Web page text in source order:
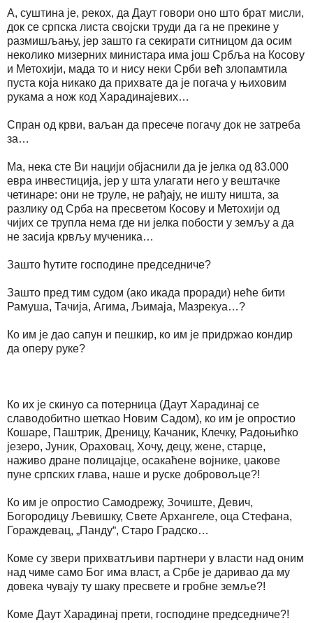
А, суштина је, рекох, да Даут говори оно што брат мисли,
док се српска листа својски труди да га не прекине у
размишљању, јер зашто га секирати ситницом да осим
неколико мизерних министара има још Србља на Косову
и Метохији, мада то и нису неки Срби већ злопамтила
пуста која никако да прихвате да је погача у њиховим
рукама а нож код Харадинајевих…
Спран од крви, ваљан да пресече погачу док не затреба
за…
Ма, нека сте Ви нацији објаснили да је јелка од 83.000
евра инвестиција, јер у шта улагати него у вештачке
четинаре: они не труле, не рађају, не ишту ништа, за
разлику од Срба на пресветом Косову и Метохији од
чијих се трупла нема где ни јелка побости у земљу а да
не засија крвљу мученика…
Зашто ћутите господине председниче?
Зашто пред тим судом (ако икада проради) неће бити
Рамуша, Тачија, Агима, Љимаја, Мазрекуа…?
Ко им је дао сапун и пешкир, ко им је придржао кондир
да оперу руке?
Ко их је скинуо са потерница (Даут Харадинај се
славодобитно шеткао Новим Садом), ко им је опростио
Кошаре, Паштрик, Дреницу, Качаник, Клечку, Радоњићко
језеро, Јуник, Ораховац, Хочу, децу, жене, старце,
наживо дране полицајце, осакаћене војнике, џакове
пуне српских глава, наше и руске добровољце?!
Ко им је опростио Самодрежу, Зочиште, Девич,
Богородицу Љевишку, Свете Архангеле, оца Стефана,
Гораждевац, „Панду“, Старо Градско…
Коме су звери прихватљиви партнeри у власти над оним
над чиме само Бог има власт, а Србе је даривао да му
довека чувају ту шаку пресвете и гробне земље?!
Коме Даут Харадинај прети, господине председниче?!